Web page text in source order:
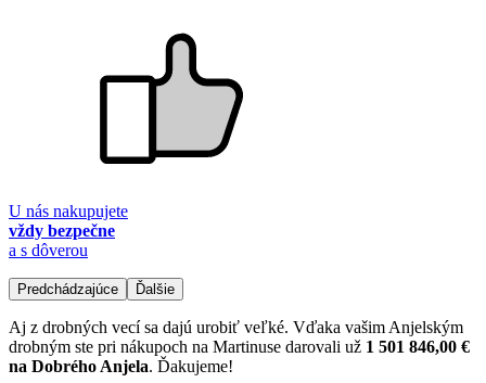
U nás nakupujete
vždy bezpečne
a s dôverou
Predchádzajúce Ďalšie
Aj z drobných vecí sa dajú urobiť veľké. Vďaka vašim Anjelským
drobným ste pri nákupoch na Martinuse darovali už 1 501 846,00 €
na Dobrého Anjela. Ďakujeme!